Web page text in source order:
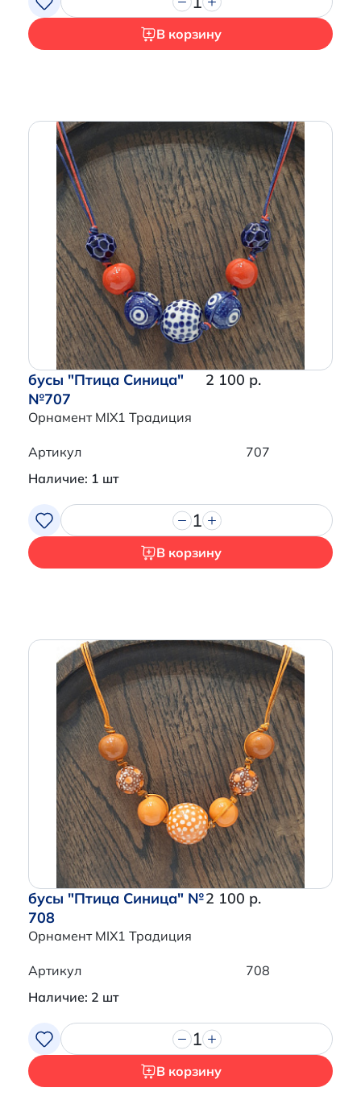
В корзину
бусы "Птица Синица"
№707
Орнамент MIX1 Традиция
2 100 р.
Артикул
707
Наличие: 1 шт
1
В корзину
бусы "Птица Синица" №
708
Орнамент MIX1 Традиция
2 100 р.
Артикул
708
Наличие: 2 шт
1
В корзину